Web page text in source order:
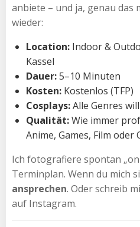
anbiete – und ja, genau das
wieder:
Location: Indoor &
Kassel
Dauer:5–10 Minuten
Kosten: Kostenlos (TFP)
Cosplays:Alle Genres
Qualität:Wie immer
Anime, Games, Film
Ich fotografiere spontan
Terminplan. Wenn du mich
ansprechen. Oder schreib
auf Instagram.